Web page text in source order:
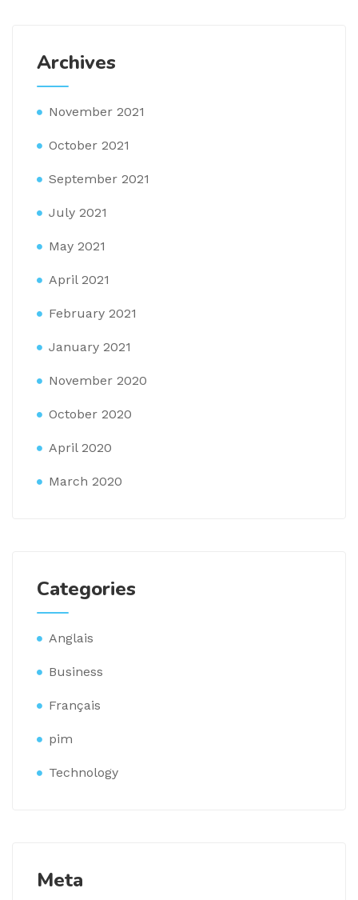
Archives
November 2021
October 2021
September 2021
July 2021
May 2021
April 2021
February 2021
January 2021
November 2020
October 2020
April 2020
March 2020
Categories
Anglais
Business
Français
pim
Technology
Meta